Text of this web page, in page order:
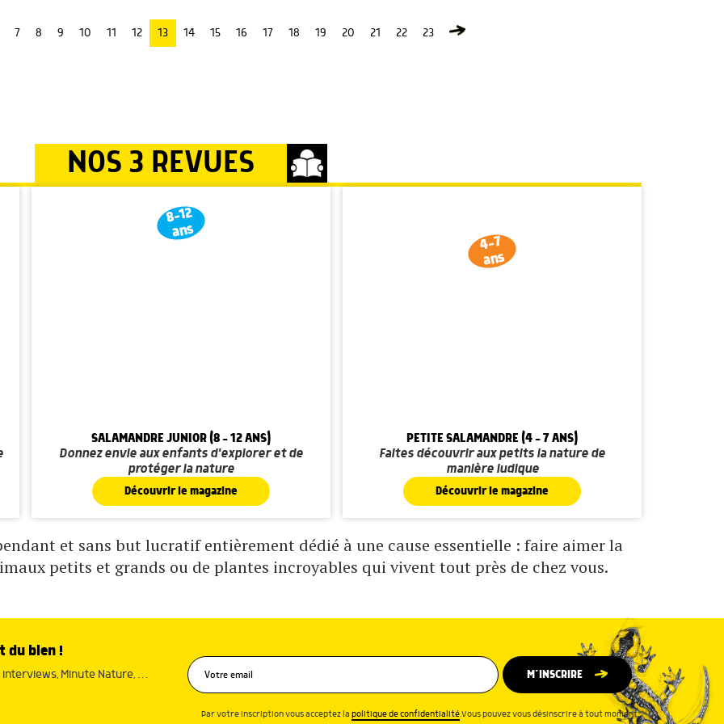
7 8 9 10 11 12 13 14 15 16 17 18 19 20 21 22 23
NOS 3 REVUES
8-12
ans
SALAMANDRE JUNIOR (8 - 12 ANS)
Donnez envie aux enfants d'explorer et de
protéger la nature
Découvrir le magazine
4-7
ans
PETITE SALAMANDRE (4 - 7 ANS)
Faites découvrir aux petits la nature de
manière ludique
Découvrir le magazine
et sans but lucratif entièrement dédié à une cause essentielle : faire aimer la
petits et grands ou de plantes incroyables qui vivent tout près de chez vous.
du bien !
Minute Nature, …
M’INSCRIRE
Par votre inscription vous acceptez lapolitique de confidentialité.Vous pouvez vous désinscrire à tout moment.